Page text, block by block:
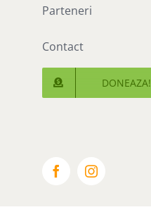
Parteneri
Contact
DONEAZA!
FacebookInstagram